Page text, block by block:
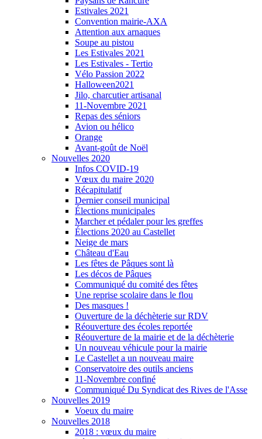
Estivales 2021
Convention mairie-AXA
Attention aux arnaques
Soupe au pistou
Les Estivales 2021
Les Estivales - Tertio
Vélo Passion 2022
Halloween2021
Jilo, charcutier artisanal
11-Novembre 2021
Repas des séniors
Avion ou hélico
Orange
Avant-goût de Noël
Nouvelles 2020
Infos COVID-19
Vœux du maire 2020
Récapitulatif
Dernier conseil municipal
Élections municipales
Marcher et pédaler pour les greffes
Élections 2020 au Castellet
Neige de mars
Château d'Eau
Les fêtes de Pâques sont là
Les décos de Pâques
Communiqué du comité des fêtes
Une reprise scolaire dans le flou
Des masques !
Ouverture de la déchèterie sur RDV
Réouverture des écoles reportée
Réouverture de la mairie et de la déchèterie
Un nouveau véhicule pour la mairie
Le Castellet a un nouveau maire
Conservatoire des outils anciens
11-Novembre confiné
Communiqué Du Syndicat des Rives de l'Asse
Nouvelles 2019
Voeux du maire
Nouvelles 2018
2018 : vœux du maire